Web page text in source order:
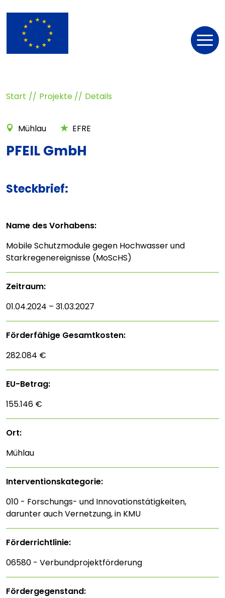
Start Projekte Details
Mühlau EFRE
PFEIL GmbH
Steckbrief:
Name des Vorhabens:
Mobile Schutzmodule gegen Hochwasser und
Starkregenereignisse (MoScHS)
Zeitraum:
01.04.2024 – 31.03.2027
Förderfähige Gesamtkosten:
282.084 €
EU-Betrag:
155.146 €
Ort:
Mühlau
Interventions­kategorie:
010 - Forschungs- und Innovationstätigkeiten,
darunter auch Vernetzung, in KMU
Förderrichtlinie:
06580 - Verbundprojektförderung
Fördergegenstand: